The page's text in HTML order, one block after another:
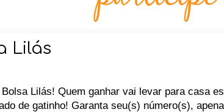
Lilás
Lilás! Quem ganhar vai levar para casa
de gatinho! Garanta seu(s) número(s),